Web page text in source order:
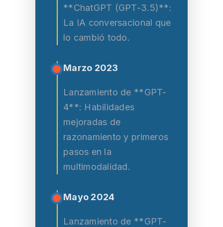
**ChatGPT (GPT-3.5)**:
La IA conversacional que
lo cambió todo.
Marzo 2023
Lanzamiento de **GPT-
4**: Habilidades
mejoradas de
razonamiento y primeros
pasos en la
multimodalidad.
Mayo 2024
Lanzamiento de **GPT-